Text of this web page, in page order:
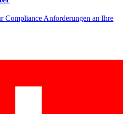
Compliance Anforderungen an Ihre